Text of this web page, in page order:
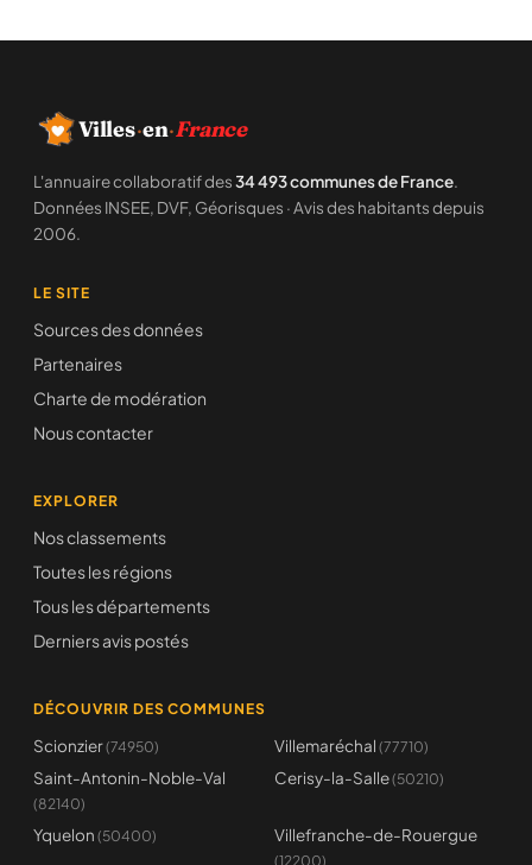
Villes·en·France
L'annuaire collaboratif des34 493 communes de France.
Données INSEE, DVF, Géorisques · Avis des habitants depuis
2006.
LE SITE
Sources des données
Partenaires
Charte de modération
Nous contacter
EXPLORER
Nos classements
Toutes les régions
Tous les départements
Derniers avis postés
DÉCOUVRIR DES COMMUNES
Scionzier(74950) Villemaréchal (77710)
Saint-Antonin-Noble-Val
(82140)
Cerisy-la-Salle(50210)
Yquelon (50400) Villefranche-de-Rouergue
(12200)